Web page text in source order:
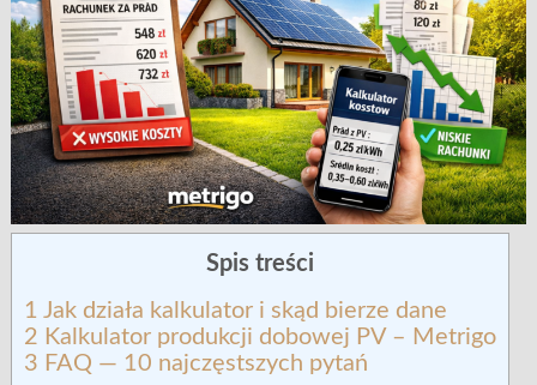
Spis treści
1 Jak działa kalkulator i skąd bierze dane
2 Kalkulator produkcji dobowej PV – Metrigo
3 FAQ — 10 najczęstszych pytań